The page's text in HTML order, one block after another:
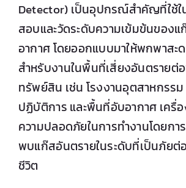
Detector) เป็นอุปกรณ์สำคัญที่ใช้ใ
สอบและวัดระดับความเข้มข้นของแ
อากาศ โดยออกแบบมาให้พกพาสะด
สำหรับงานในพื้นที่เสี่ยงอันตรายต่
ทรัพย์สิน เช่น โรงงานอุตสาหกรร
ปฏิบัติการ และพื้นที่อับอากาศ เครื่
ความปลอดภัยในการทำงานโดยกา
พบแก๊สอันตรายในระดับที่เป็นภัยต่
ชีวิต